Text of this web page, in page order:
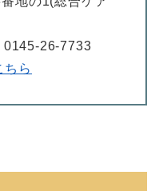
0145-26-7733
ちら